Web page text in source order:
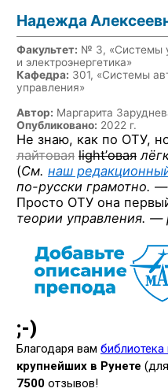
Надежда
Факультет: № 3, «Системы
и электроэнергетика»
Кафедра: 301, «Системы
управления»
Автор: Маргарита
Опубликовано: 2022 г.
Не знаю, как по ОТУ,
лайтовая light’овая
(См. наш
по-русски грамотно.
Просто ОТУ она
теории управления. —